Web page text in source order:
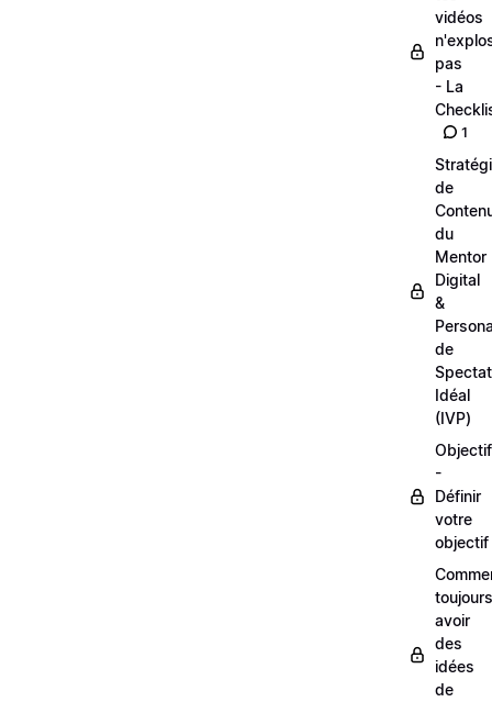
vidéos
pas
- La
1
de
du
Mentor
Digital
&
de
Idéal
(IVP)
Objectif
-
Définir
votre
objectif
toujours
avoir
des
idées
de